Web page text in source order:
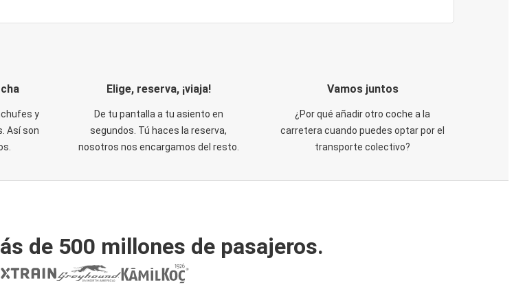
y
Así son
Elige, reserva, ¡viaja!
De tu pantalla a tu asiento en
segundos. Tú haces la reserva,
nosotros nos encargamos del resto.
Vamos juntos
¿Por qué añadir otro coche a la
carretera cuando puedes optar por el
transporte colectivo?
de 500 millones de pasajeros.